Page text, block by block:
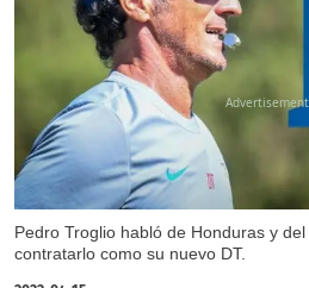
Pedro Troglio habló de Honduras y
contratarlo como su nuevo DT.